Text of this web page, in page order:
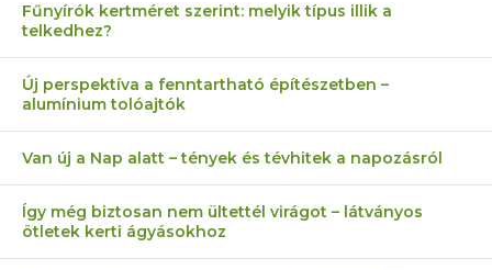
Fűnyírók kertméret szerint: melyik típus illik a
telkedhez?
Új perspektíva a fenntartható építészetben –
alumínium tolóajtók
Van új a Nap alatt – tények és tévhitek a napozásról
Így még biztosan nem ültettél virágot – látványos
ötletek kerti ágyásokhoz